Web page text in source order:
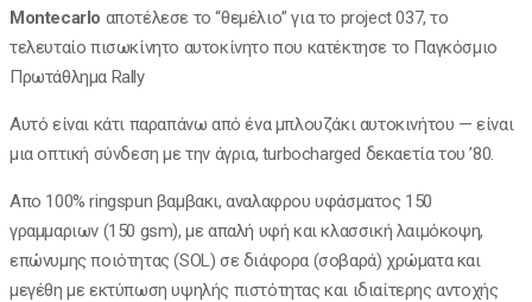
Montecarlo αποτέλεσε το “θεμέλιο” για το project 037, το
τελευταίο πισωκίνητο αυτοκίνητο που κατέκτησε το Παγκόσμιο
Πρωτάθλημα Rally
Αυτό είναι κάτι παραπάνω από ένα μπλουζάκι αυτοκινήτου — είναι
μια οπτική σύνδεση με την άγρια, turbocharged δεκαετία του ’80.
Απο 100% ringspun βαμβακι, αναλαφρου υφάσματος 150
γραμμαριων (150 gsm), με απαλή υφή και κλασσική λαιμόκοψη,
επώνυμης ποιότητας (SOL) σε διάφορα (σοβαρά) χρώματα και
μεγέθη με εκτύπωση υψηλής πιστότητας και ιδιαίτερης αντοχής